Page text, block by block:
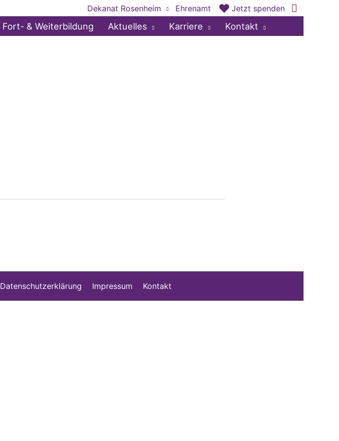
Dekanat Rosenheim Ehrenamt Jetzt spenden
Fort- & Weiterbildung Aktuelles Karriere Kontakt
Datenschutzerklärung Impressum Kontakt